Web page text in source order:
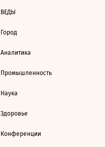
ВЕДЫ
Город
Аналитика
Промышленность
Наука
Здоровье
Конференции